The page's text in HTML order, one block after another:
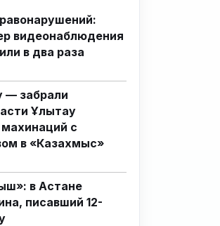
видеонаблюдения
в два раза
— забрали
Ұлытау
с
в «Казахмыс»
в Астане
писавший 12-